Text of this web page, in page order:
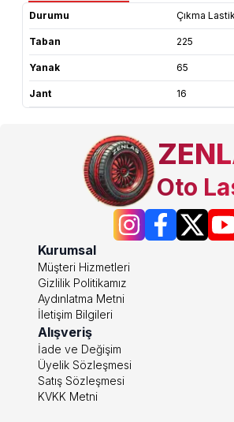
Durumu Çıkma
Taban 225
Yanak 65
Jant 16
Oto
Kurumsal
Müşteri Hizmetleri
Gizlilik Politikamız
Aydınlatma Metni
İletişim Bilgileri
Alışveriş
İade ve Değişim
Üyelik Sözleşmesi
Satış Sözleşmesi
KVKK Metni